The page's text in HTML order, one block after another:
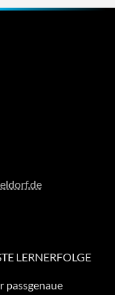
LERNERFOLGE
passgenaue